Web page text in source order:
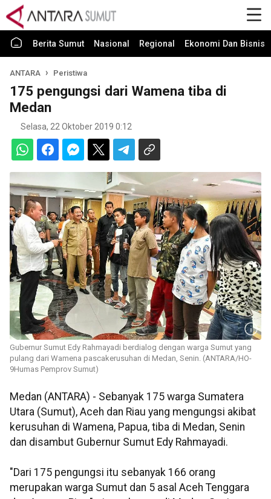
Berita Sumut Nasional Regional Ekonomi Dan Bisnis
ANTARA Peristiwa
175 pengungsi dari Wamena tiba di
Medan
Selasa, 22 Oktober 2019 0:12
Gubernur Sumut Edy Rahmayadi berdialog dengan warga Sumut yang
pulang dari Wamena pascakerusuhan di Medan, Senin. (ANTARA/HO-
9Humas Pemprov Sumut)
Medan (ANTARA) - Sebanyak 175 warga Sumatera
Utara (Sumut), Aceh dan Riau yang mengungsi akibat
kerusuhan di Wamena, Papua, tiba di Medan, Senin
dan disambut Gubernur Sumut Edy Rahmayadi.
"Dari 175 pengungsi itu sebanyak 166 orang
merupakan warga Sumut dan 5 asal Aceh Tenggara